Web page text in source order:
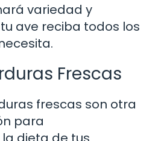
variedad y
ave reciba todos los
Frescas
frescas son otra
para